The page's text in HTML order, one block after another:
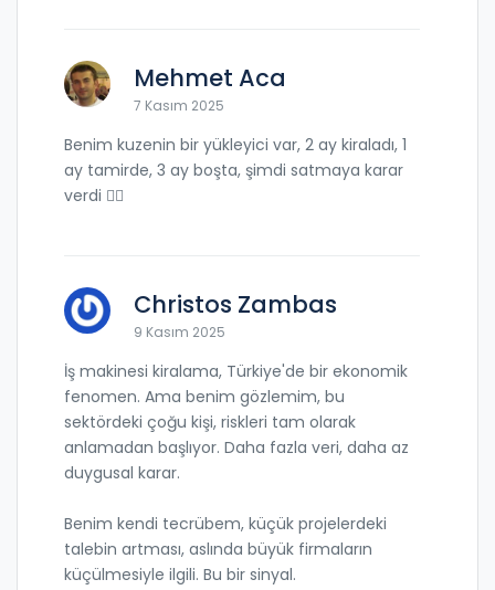
Mehmet Aca
7 Kasım 2025
Benim kuzenin bir yükleyici var, 2 ay kiraladı, 1
ay tamirde, 3 ay boşta, şimdi satmaya karar
verdi 🤷‍♂️
Christos Zambas
9 Kasım 2025
İş makinesi kiralama, Türkiye'de bir ekonomik
fenomen. Ama benim gözlemim, bu
sektördeki çoğu kişi, riskleri tam olarak
anlamadan başlıyor. Daha fazla veri, daha az
duygusal karar.
Benim kendi tecrübem, küçük projelerdeki
talebin artması, aslında büyük firmaların
küçülmesiyle ilgili. Bu bir sinyal.